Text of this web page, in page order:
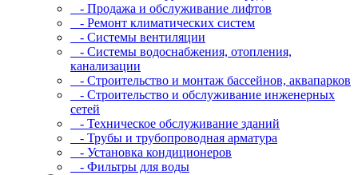
- Продажа и обслуживание лифтов
- Ремонт климатических систем
- Системы вентиляции
- Системы водоснабжения, отопления,
канализации
- Строительство и монтаж бассейнов, аквапарков
- Строительство и обслуживание инженерных
сетей
- Техническое обслуживание зданий
- Трубы и трубопроводная арматура
- Установка кондиционеров
- Фильтры для воды